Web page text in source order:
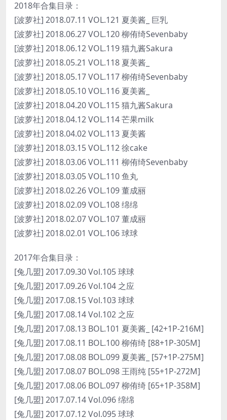
2018年合集目录：
[波萝社] 2018.07.11 VOL.121 夏美酱_ 巨乳
[波萝社] 2018.06.27 VOL.120 柳侑绮Sevenbaby
[波萝社] 2018.06.12 VOL.119 猫九酱Sakura
[波萝社] 2018.05.21 VOL.118 夏美酱_
[波萝社] 2018.05.17 VOL.117 柳侑绮Sevenbaby
[波萝社] 2018.05.10 VOL.116 夏美酱_
[波萝社] 2018.04.20 VOL.115 猫九酱Sakura
[波萝社] 2018.04.12 VOL.114 芒果milk
[波萝社] 2018.04.02 VOL.113 夏美酱
[波萝社] 2018.03.15 VOL.112 徐cake
[波萝社] 2018.03.06 VOL.111 柳侑绮Sevenbaby
[波萝社] 2018.03.05 VOL.110 鱼丸
[波萝社] 2018.02.26 VOL.109 董成丽
[波萝社] 2018.02.09 VOL.108 绵绵
[波萝社] 2018.02.07 VOL.107 董成丽
[波萝社] 2018.02.01 VOL.106 球球
2017年合集目录：
[兔几盟] 2017.09.30 Vol.105 球球
[兔几盟] 2017.09.26 Vol.104 之应
[兔几盟] 2017.08.15 Vol.103 球球
[兔几盟] 2017.08.14 Vol.102 之应
[兔几盟] 2017.08.13 BOL.101 夏美酱_ [42+1P-216M]
[兔几盟] 2017.08.11 BOL.100 柳侑绮 [88+1P-305M]
[兔几盟] 2017.08.08 BOL.099 夏美酱_ [57+1P-275M]
[兔几盟] 2017.08.07 BOL.098 王雨纯 [55+1P-272M]
[兔几盟] 2017.08.06 BOL.097 柳侑绮 [65+1P-358M]
[兔几盟] 2017.07.14 Vol.096 绵绵
[兔几盟] 2017.07.12 Vol.095 球球